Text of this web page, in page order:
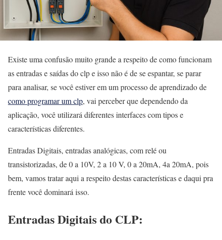
Existe uma confusão muito grande a respeito de como funcionam
as entradas e saídas do clp e isso não é de se espantar, se parar
para analisar, se você estiver em um processo de aprendizado de
como programar um clp, vai perceber que dependendo da
aplicação, você utilizará diferentes interfaces com tipos e
características diferentes.
Entradas Digitais, entradas analógicas, com relé ou
transistorizadas, de 0 a 10V, 2 a 10 V, 0 a 20mA, 4a 20mA, pois
bem, vamos tratar aqui a respeito destas características e daqui pra
frente você dominará isso.
Entradas Digitaisdo CLP: